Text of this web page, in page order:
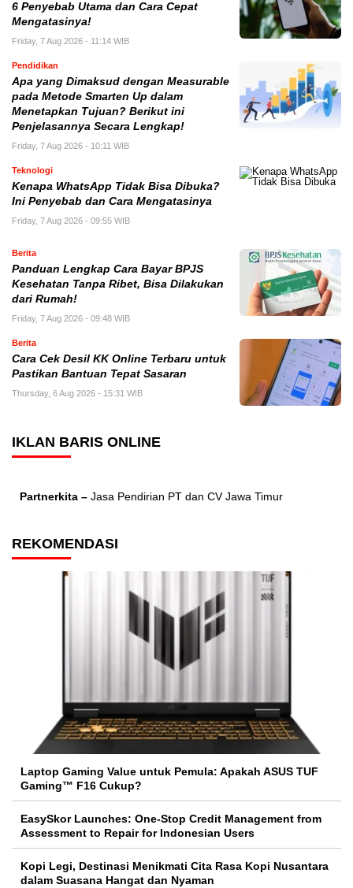
6 Penyebab Utama dan Cara Cepat
Mengatasinya!
Friday, 7 Aug 2026 - 11:14 WIB
Pendidikan
Apa yang Dimaksud dengan Measurable
pada Metode Smarten Up dalam
Menetapkan Tujuan? Berikut ini
Penjelasannya Secara Lengkap!
Friday, 7 Aug 2026 - 10:11 WIB
Teknologi
Kenapa WhatsApp Tidak Bisa Dibuka?
Ini Penyebab dan Cara Mengatasinya
Friday, 7 Aug 2026 - 09:55 WIB
Berita
Panduan Lengkap Cara Bayar BPJS
Kesehatan Tanpa Ribet, Bisa Dilakukan
dari Rumah!
Friday, 7 Aug 2026 - 09:48 WIB
Berita
Cara Cek Desil KK Online Terbaru untuk
Pastikan Bantuan Tepat Sasaran
Thursday, 6 Aug 2026 - 15:31 WIB
IKLAN BARIS ONLINE
Partnerkita – Jasa Pendirian PT dan CV Jawa Timur
REKOMENDASI
Laptop Gaming Value untuk Pemula: Apakah ASUS TUF
Gaming™ F16 Cukup?
EasySkor Launches: One-Stop Credit Management from
Assessment to Repair for Indonesian Users
Kopi Legi, Destinasi Menikmati Cita Rasa Kopi Nusantara
dalam Suasana Hangat dan Nyaman